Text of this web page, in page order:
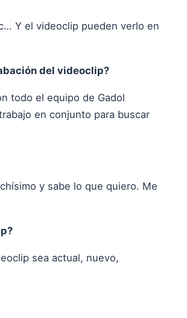
Y el videoclip pueden verlo en
del videoclip?
todo el equipo de Gadol
en conjunto para buscar
y sabe lo que quiero. Me
sea actual, nuevo,